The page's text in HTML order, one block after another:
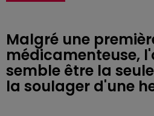
Malgré une
médicamenteuse,
semble être la
la soulager d'une